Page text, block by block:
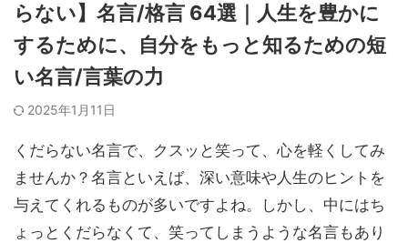
らない】名言/格言 64選｜人生を豊かに
するために、自分をもっと知るための短
い名言/言葉の力
2025年1月11日
くだらない名言で、クスッと笑って、心を軽くしてみ
ませんか？名言といえば、深い意味や人生のヒントを
与えてくれるものが多いですよね。しかし、中にはち
ょっとくだらなくて、笑ってしまうような名言もあり